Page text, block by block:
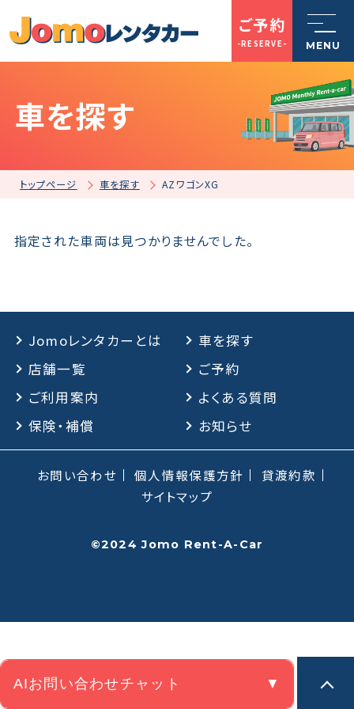
AIお問い合わせチャット ▼
MENU
よくある質問
お問い合わせチャット
トップページ
Jomoレンタカーとは
車を探す
ご利用案内
ご予約
-RESERVE-
車を探す
トップページ 車を探す AZワゴンXG
指定された車両は見つかりませんでした。
Jomoレンタカーとは
車を探す
店舗一覧
ご予約
ご利用案内
よくある質問
保険・補償
お知らせ
お問い合わせ 個人情報保護方針
貸渡約款
サイトマップ
©2024 Jomo Rent-A-Car